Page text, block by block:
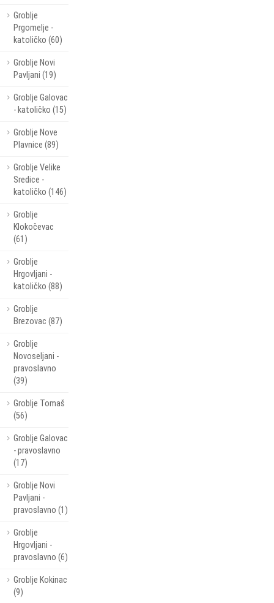
Groblje
Prgomelje -
katoličko (60)
Groblje Novi
Pavljani (19)
Groblje Galovac
- katoličko (15)
Groblje Nove
Plavnice (89)
Groblje Velike
Sredice -
katoličko (146)
Groblje
Klokočevac
(61)
Groblje
Hrgovljani -
katoličko (88)
Groblje
Brezovac (87)
Groblje
Novoseljani -
pravoslavno
(39)
Groblje Tomaš
(56)
Groblje Galovac
- pravoslavno
(17)
Groblje Novi
Pavljani -
pravoslavno (1)
Groblje
Hrgovljani -
pravoslavno (6)
Groblje Kokinac
(9)